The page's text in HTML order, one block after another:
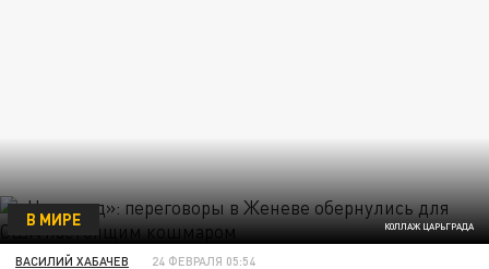
КОЛЛАЖ ЦАРЬГРАДА
В МИРЕ
ВАСИЛИЙ ХАБАЧЕВ 24 ФЕВРАЛЯ 05:54